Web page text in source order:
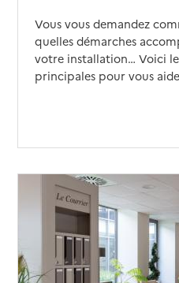
Vous vous demandez
quelles démarches
votre installation… Voici
principales pour vous